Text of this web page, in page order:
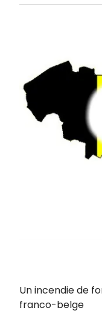
Un incendie de
franco-belge